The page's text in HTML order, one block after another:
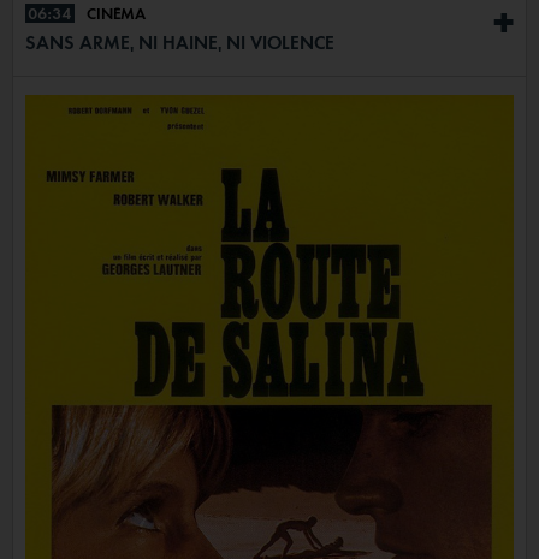
+
06:34 CINÉMA
SANS ARME, NI HAINE, NI VIOLENCE